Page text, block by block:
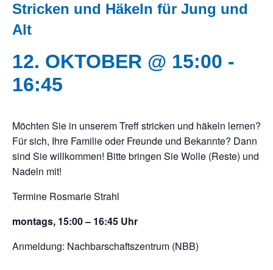
Stricken und Häkeln für Jung und
Alt
12. OKTOBER @ 15:00 -
16:45
Möchten Sie in unserem Treff stricken und häkeln lernen?
Für sich, Ihre Familie oder Freunde und Bekannte? Dann
sind Sie willkommen! Bitte bringen Sie Wolle (Reste) und
Nadeln mit!
Termine Rosmarie Strahl
montags, 15:00 – 16:45 Uhr
Anmeldung: Nachbarschaftszentrum (NBB)